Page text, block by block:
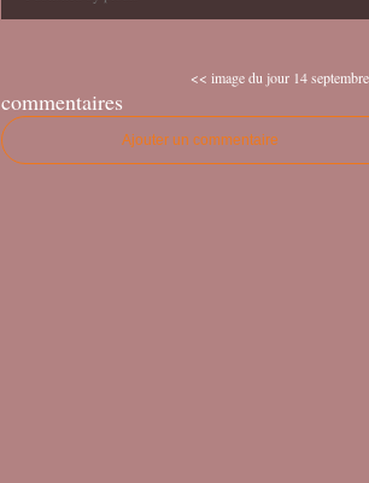
<< image du jour 14
commentaires
Ajouter un commentaire